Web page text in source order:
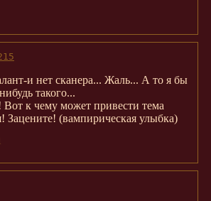
и нет сканера... Жаль... А то я бы
такого...
к чему может привести тема
Зацените! (вампирическая улыбка)